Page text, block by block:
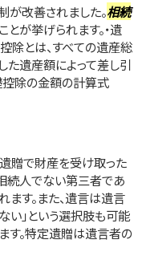
が改善されました。相続
が挙げられます。・遺
とは、すべての遺産総
た遺産額によって差し引
控除の金額の計算式
贈で財産を受け取った
続人でない第三者であ
ます。また、遺言は遺言
い」という選択肢も可能
す。特定遺贈は遺言者の